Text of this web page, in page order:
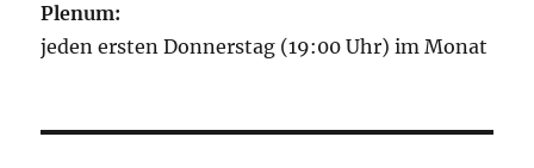
Plenum:
jeden ersten Donnerstag (19:00 Uhr) im Monat